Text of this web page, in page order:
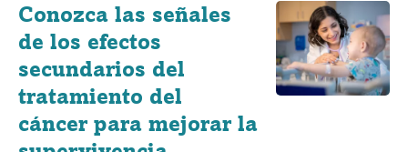
Conozca las señales
de los efectos
secundarios del
tratamiento del
cáncer para mejorar la